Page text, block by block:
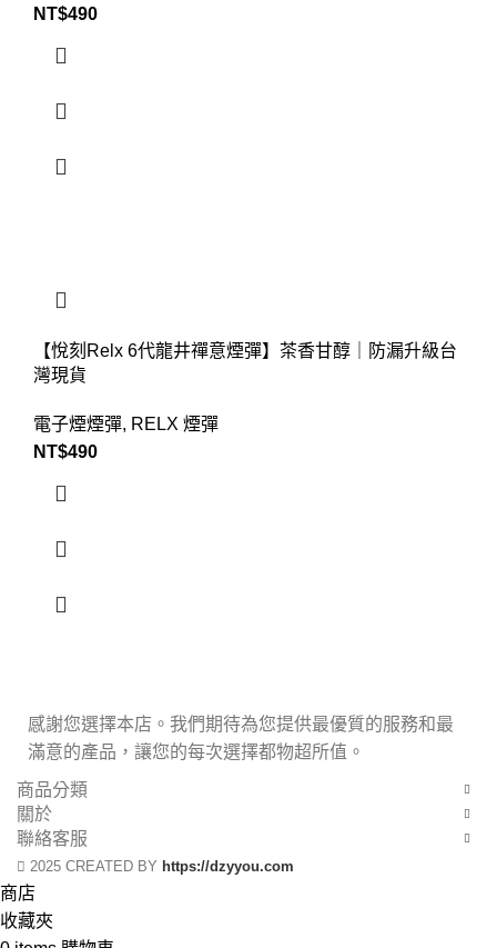
NT$490
【悅刻Relx 6代龍井禪意煙彈】茶香甘醇｜防漏升級台
灣現貨
電子煙煙彈, RELX 煙彈
NT$490
感謝您選擇本店。我們期待為您提供最優質的服務和最
滿意的產品，讓您的每次選擇都物超所值。
商品分類
關於
聯絡客服
2025 CREATED BY https://dzyyou.com
商店
收藏夾